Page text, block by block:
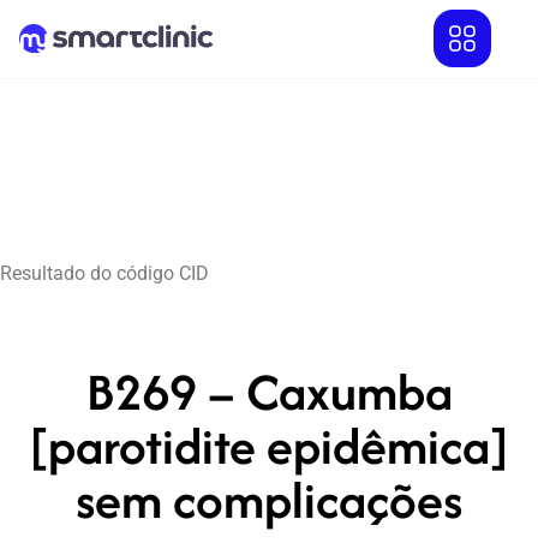
Resultado do código CID
B269 – Caxumba
[parotidite epidêmica]
sem complicações